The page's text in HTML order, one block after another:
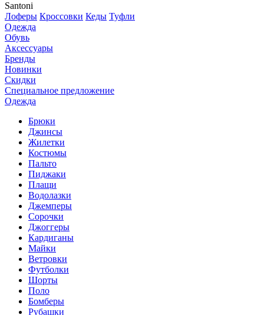
Santoni
Лоферы Кроссовки Кеды Туфли
Одежда
Обувь
Аксессуары
Бренды
Новинки
Скидки
Специальное предложение
Одежда
Брюки
Джинсы
Жилетки
Костюмы
Пальто
Пиджаки
Плащи
Водолазки
Джемперы
Сорочки
Джоггеры
Кардиганы
Майки
Ветровки
Футболки
Шорты
Поло
Бомберы
Рубашки